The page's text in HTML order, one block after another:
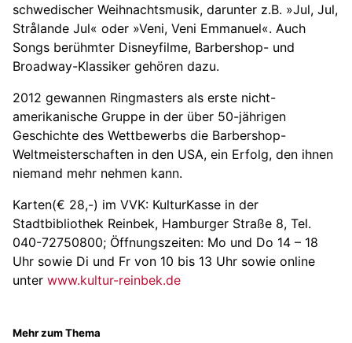
schwedischer Weihnachtsmusik, darunter z.B. »Jul, Jul,
Strålande Jul« oder »Veni, Veni Emmanuel«. Auch
Songs berühmter Disneyfilme, Barbershop- und
Broadway-Klassiker gehören dazu.
2012 gewannen Ringmasters als erste nicht-
amerikanische Gruppe in der über 50-jährigen
Geschichte des Wettbewerbs die Barbershop-
Weltmeisterschaften in den USA, ein Erfolg, den ihnen
niemand mehr nehmen kann.
Karten(€ 28,-) im VVK: KulturKasse in der
Stadtbibliothek Reinbek, Hamburger Straße 8, Tel.
040-72750800; Öffnungszeiten: Mo und Do 14 – 18
Uhr sowie Di und Fr von 10 bis 13 Uhr sowie online
unter www.kultur-reinbek.de
Mehr zum Thema